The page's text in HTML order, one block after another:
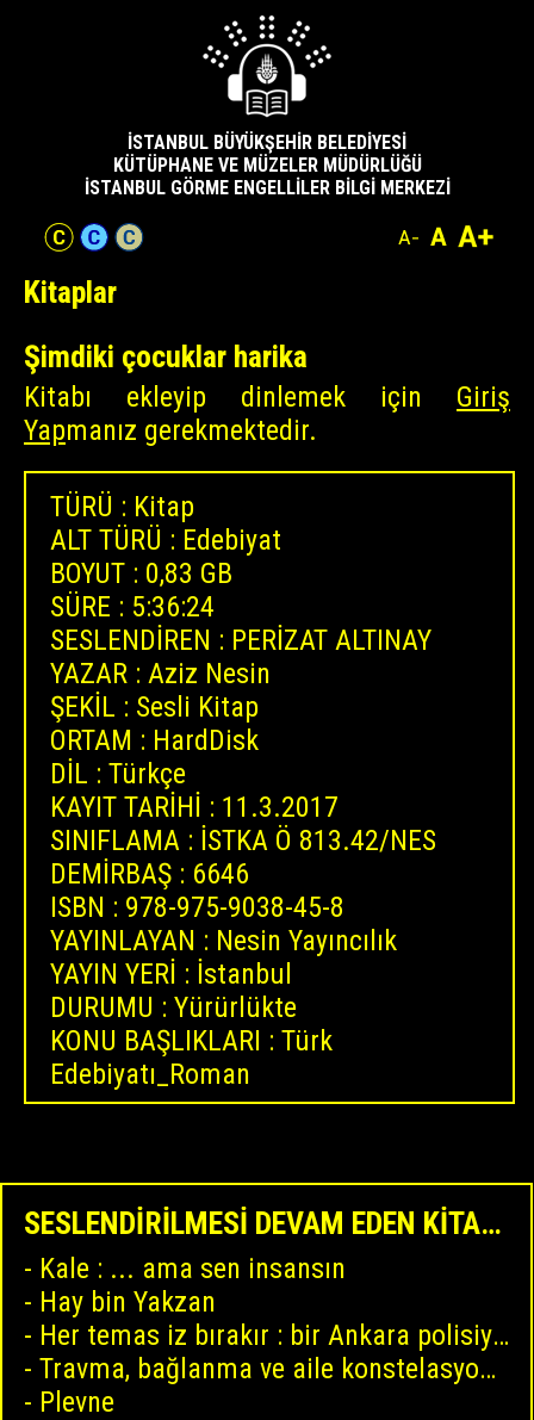
Sonuçlarına
İşaretlemelere
Detaylarına
İSTANBUL BÜYÜKŞEHİR BELEDİYESİ
KÜTÜPHANE VE MÜZELER MÜDÜRLÜĞÜ
İSTANBUL GÖRME ENGELLİLER BİLGİ MERKEZİ
Kitaplar
Şimdiki çocuklar harika
Kitabı ekleyip dinlemek için Giriş
Yapmanız gerekmektedir.
TÜRÜ : Kitap
ALT TÜRÜ : Edebiyat
BOYUT : 0,83 GB
SÜRE : 5:36:24
SESLENDİREN : PERİZAT ALTINAY
YAZAR : Aziz Nesin
ŞEKİL : Sesli Kitap
ORTAM : HardDisk
DİL : Türkçe
KAYIT TARİHİ : 11.3.2017
SINIFLAMA : İSTKA Ö 813.42/NES
DEMİRBAŞ : 6646
ISBN : 978-975-9038-45-8
YAYINLAYAN : Nesin Yayıncılık
YAYIN YERİ : İstanbul
DURUMU : Yürürlükte
KONU BAŞLIKLARI : Türk
Edebiyatı_Roman
SESLENDİRİLMESİ DEVAM EDEN KİTAPLAR
Kale : ... ama sen insansın
Hay bin Yakzan
Her temas iz bırakır : bir Ankara polisiyesi
Travma, bağlanma ve aile konstelasyonları : ruhun yaralarını anlamak ve iyileştirmek
Plevne